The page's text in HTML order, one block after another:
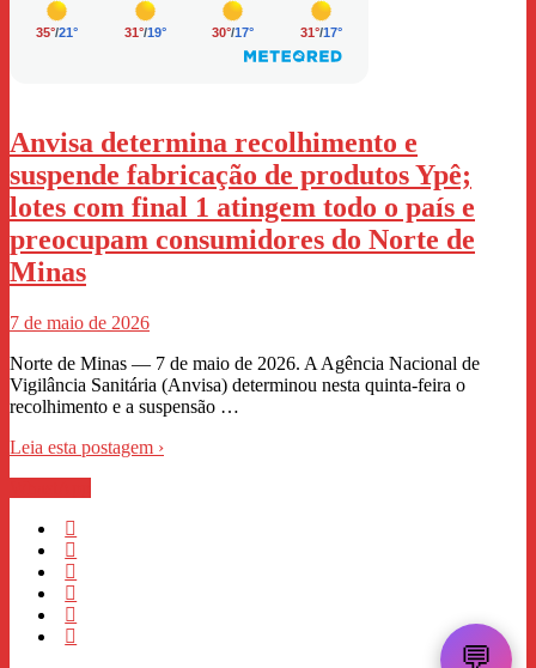
Anvisa determina recolhimento e
suspende fabricação de produtos Ypê;
lotes com final 1 atingem todo o país e
preocupam consumidores do Norte de
Minas
7 de maio de 2026
Norte de Minas — 7 de maio de 2026. A Agência Nacional de
Vigilância Sanitária (Anvisa) determinou nesta quinta‑feira o
recolhimento e a suspensão …
Leia esta postagem ›
💬